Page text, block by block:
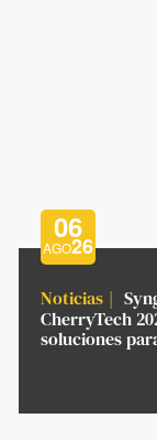
06
AGO26
Noticias
CherryTech
soluciones